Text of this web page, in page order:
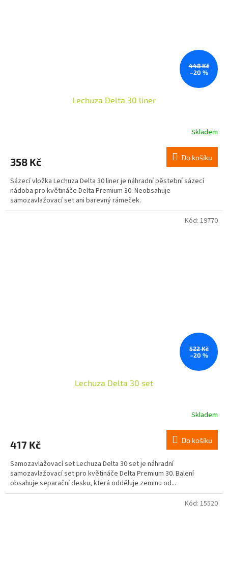
448 Kč
–20 %
Lechuza Delta 30 liner
Skladem
358 Kč Do košíku
Sázecí vložka Lechuza Delta 30 liner je náhradní pěstební sázecí
nádoba pro květináče Delta Premium 30. Neobsahuje
samozavlažovací set ani barevný rámeček.
522 Kč
–20 %
Lechuza Delta 30 set
Skladem
417 Kč Do košíku
Samozavlažovací set Lechuza Delta 30 set je náhradní
samozavlažovací set pro květináče Delta Premium 30. Balení
obsahuje separační desku, která odděluje zeminu od...
Kód: 19770
Kód: 15520